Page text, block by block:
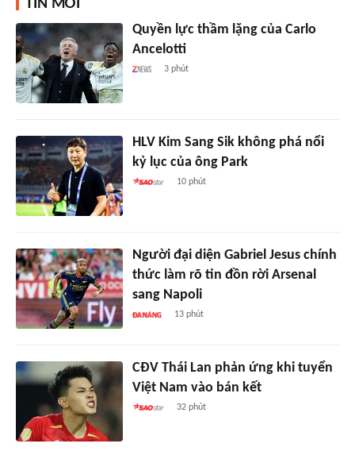
TIN MỚI
Quyền lực thầm lặng của Carlo
Ancelotti
3 phút
HLV Kim Sang Sik không phá nổi
kỷ lục của ông Park
10 phút
Người đại diện Gabriel Jesus chính
thức làm rõ tin đồn rời Arsenal
sang Napoli
13 phút
CĐV Thái Lan phản ứng khi tuyển
Việt Nam vào bán kết
32 phút